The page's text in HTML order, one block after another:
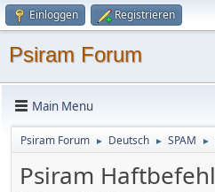
Einloggen Registrieren
Psiram Forum
Main Menu
Psiram Forum ► Deutsch ► SPAM ►
Psiram Haftbefehl